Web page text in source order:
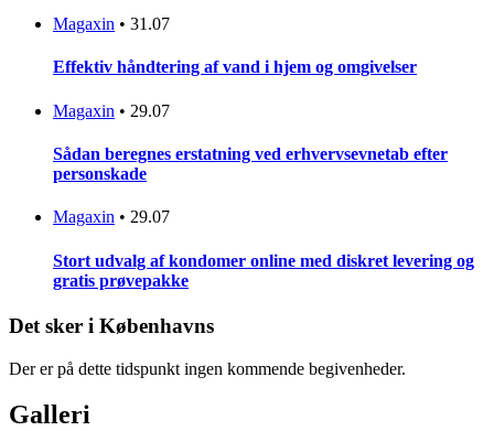
Magaxin • 31.07
Effektiv håndtering af vand i hjem og omgivelser
Magaxin • 29.07
Sådan beregnes erstatning ved erhvervsevnetab efter
personskade
Magaxin • 29.07
Stort udvalg af kondomer online med diskret levering og
gratis prøvepakke
Det sker i Københavns
Der er på dette tidspunkt ingen kommende begivenheder.
Galleri